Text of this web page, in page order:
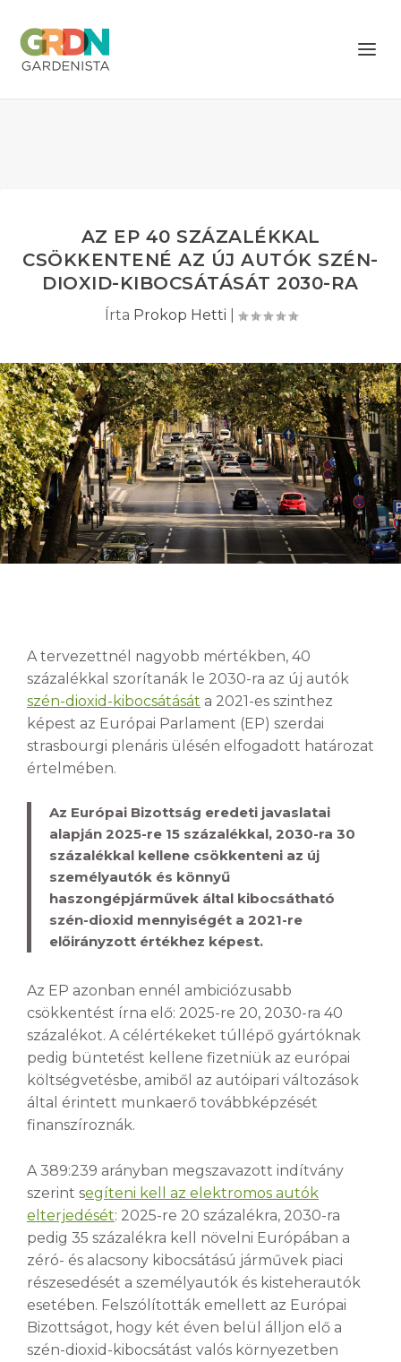
AZ EP 40 SZÁZALÉKKAL
CSÖKKENTENÉ AZ ÚJ AUTÓK SZÉN-
DIOXID-KIBOCSÁTÁSÁT 2030-RA
Írta Prokop Hetti
A tervezettnél nagyobb mértékben, 40
százalékkal szorítanák le 2030-ra az új autók
szén-dioxid-kibocsátását a 2021-es szinthez
képest az Európai Parlament (EP) szerdai
strasbourgi plenáris ülésén elfogadott határozat
értelmében.
Az Európai Bizottság eredeti javaslatai
alapján 2025-re 15 százalékkal, 2030-ra 30
százalékkal kellene csökkenteni az új
személyautók és könnyű
haszongépjárművek által kibocsátható
szén-dioxid mennyiségét a 2021-re
előirányzott értékhez képest.
Az EP azonban ennél ambiciózusabb
csökkentést írna elő: 2025-re 20, 2030-ra 40
százalékot. A célértékeket túllépő gyártóknak
pedig büntetést kellene fizetniük az európai
költségvetésbe, amiből az autóipari változások
által érintett munkaerő továbbképzését
finanszíroznák.
A 389:239 arányban megszavazott indítvány
szerint segíteni kell az elektromos autók
elterjedését: 2025-re 20 százalékra, 2030-ra
pedig 35 százalékra kell növelni Európában a
zéró- és alacsony kibocsátású járművek piaci
részesedését a személyautók és kisteherautók
esetében. Felszólították emellett az Európai
Bizottságot, hogy két éven belül álljon elő a
szén-dioxid-kibocsátást valós környezetben